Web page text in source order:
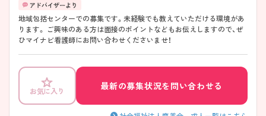
地域包括センターでの募集です。未経験でも教えていただける環境があ
ります。 ご興味のある方は面接のポイントなどもお伝えしますので、ぜ
ひマイナビ看護師にお問い合わせくださいませ！
お気に入り 最新の募集状況を問い合わせる